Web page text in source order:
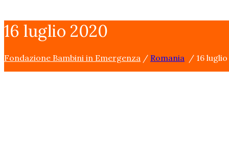
16 luglio 2020
Fondazione Bambini in Emergenza / Romania / 16